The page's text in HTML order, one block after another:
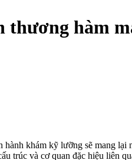
thương hàm
khám kỹ lưỡng sẽ mang
trúc và cơ quan đặc hiệu liên